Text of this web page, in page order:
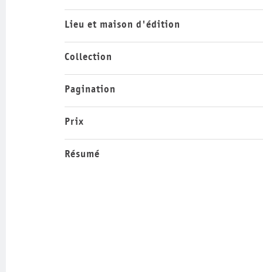
Lieu et maison d'édition
Collection
Pagination
Prix
Résumé